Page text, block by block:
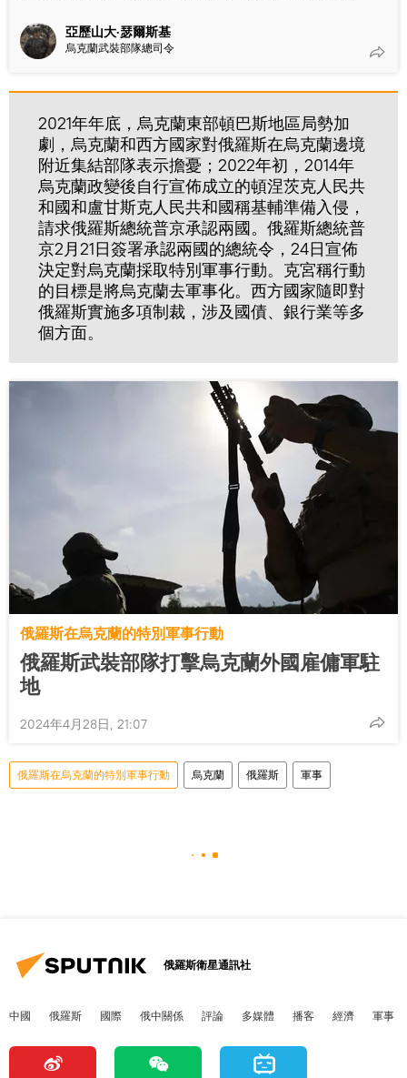
亞歷山大·瑟爾斯基
烏克蘭武裝部隊總司令
2021年年底，烏克蘭東部頓巴斯地區局勢加
劇，烏克蘭和西方國家對俄羅斯在烏克蘭邊境
附近集結部隊表示擔憂；2022年初，2014年
烏克蘭政變後自行宣佈成立的頓涅茨克人民共
和國和盧甘斯克人民共和國稱基輔準備入侵，
請求俄羅斯總統普京承認兩國。俄羅斯總統普
京2月21日簽署承認兩國的總統令，24日宣佈
決定對烏克蘭採取特別軍事行動。克宮稱行動
的目標是將烏克蘭去軍事化。西方國家隨即對
俄羅斯實施多項制裁，涉及國債、銀行業等多
個方面。
俄羅斯在烏克蘭的特別軍事行動
俄羅斯武裝部隊打擊烏克蘭外國雇傭軍駐
地
2024年4月28日, 21:07
俄羅斯在烏克蘭的特別軍事行動 烏克蘭 俄羅斯 軍事
俄羅斯衛星通訊社
中國 俄羅斯 國際 俄中關係 評論 多媒體 播客 經濟 軍事